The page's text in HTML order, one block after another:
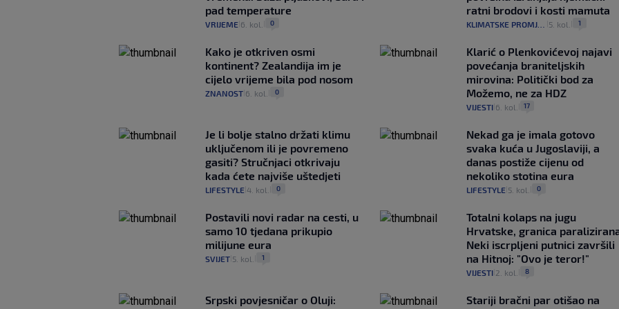
pad temperature
VRIJEME 6. kol. 0
ratni brodovi i kosti mamuta
KLIMATSKE PROMJENE 5. kol. 1
Kako je otkriven osmi
kontinent? Zealandija im je
cijelo vrijeme bila pod nosom
ZNANOST 6. kol. 0
Klarić o Plenkovićevoj najavi
povećanja braniteljskih
mirovina: Politički bod za
Možemo, ne za HDZ
VIJESTI| 6. kol. 17
Je li bolje stalno držati klimu
uključenom ili je povremeno
gasiti? Stručnjaci otkrivaju
kada ćete najviše uštedjeti
LIFESTYLE 4. kol. 0
Nekad ga je imala gotovo
svaka kuća u Jugoslaviji, a
danas postiže cijenu od
nekoliko stotina eura
LIFESTYLE| 5. kol. 0
Postavili novi radar na cesti, u
samo 10 tjedana prikupio
milijune eura
SVIJET 5. kol. 1
Totalni kolaps na jugu
Hrvatske, granica
Neki iscrpljeni putnici završili
na Hitnoj: "Ovo je teror!"
VIJESTI| 2. kol. 8
Srpski povjesničar o Oluji:
Stariji bračni par otišao na